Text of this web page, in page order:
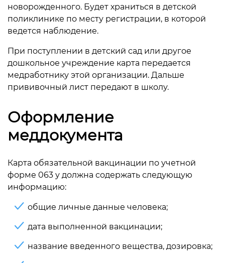
новорожденного. Будет храниться в детской
поликлинике по месту регистрации, в которой
ведется наблюдение.
При поступлении в детский сад или другое
дошкольное учреждение карта передается
медработнику этой организации. Дальше
прививочный лист передают в школу.
Оформление
меддокумента
Карта обязательной вакцинации по учетной
форме 063 у должна содержать следующую
информацию:
общие личные данные человека;
дата выполненной вакцинации;
название введенного вещества, дозировка;